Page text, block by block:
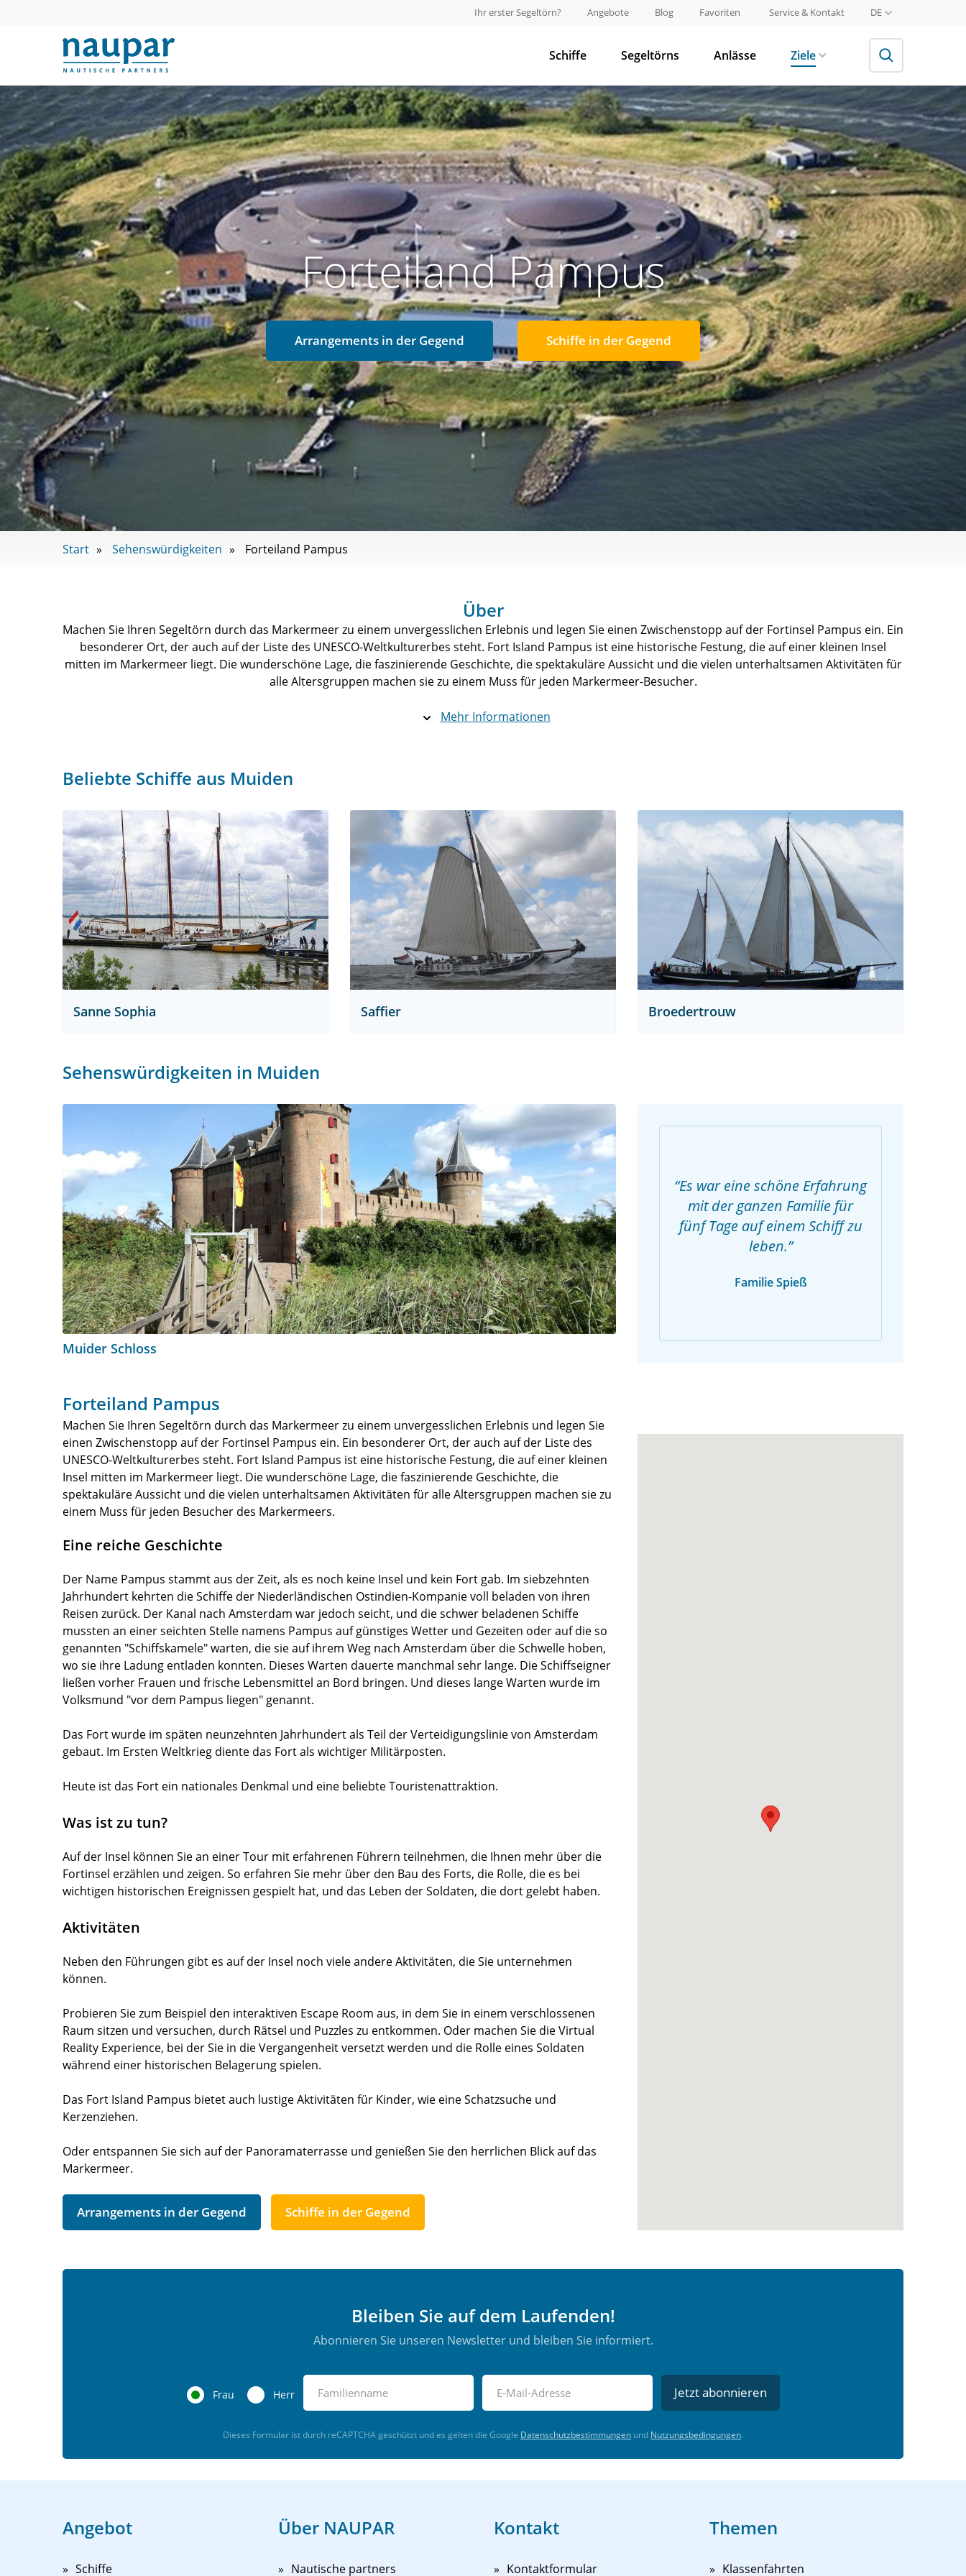
Ihr erster Segeltörn? Angebote Blog Favoriten Service & Kontakt DE
Schiffe Segeltörns Anlässe Ziele
Forteiland Pampus
Arrangements in der Gegend Schiffe in der Gegend
Start Sehenswürdigkeiten Forteiland Pampus
Über
Machen Sie Ihren Segeltörn durch das Markermeer zu einem unvergesslichen Erlebnis und legen Sie einen Zwischenstopp auf der Fortinsel Pampus ein. Ein
besonderer Ort, der auch auf der Liste des UNESCO-Weltkulturerbes steht. Fort Island Pampus ist eine historische Festung, die auf einer kleinen Insel
mitten im Markermeer liegt. Die wunderschöne Lage, die faszinierende Geschichte, die spektakuläre Aussicht und die vielen unterhaltsamen Aktivitäten für
alle Altersgruppen machen sie zu einem Muss für jeden Markermeer-Besucher.
Mehr Informationen
Beliebte Schiffe aus Muiden
Sanne Sophia Saffier Broedertrouw
Sehenswürdigkeiten in Muiden
Muider Schloss
Es war eine schöne Erfahrung
mit der ganzen Familie für
fünf Tage auf einem Schiff zu
leben.
Familie Spieß
Forteiland Pampus
Machen Sie Ihren Segeltörn durch das Markermeer zu einem unvergesslichen Erlebnis und legen Sie
einen Zwischenstopp auf der Fortinsel Pampus ein. Ein besonderer Ort, der auch auf der Liste des
UNESCO-Weltkulturerbes steht. Fort Island Pampus ist eine historische Festung, die auf einer kleinen
Insel mitten im Markermeer liegt. Die wunderschöne Lage, die faszinierende Geschichte, die
spektakuläre Aussicht und die vielen unterhaltsamen Aktivitäten für alle Altersgruppen machen sie zu
einem Muss für jeden Besucher des Markermeers.
Eine reiche Geschichte
Der Name Pampus stammt aus der Zeit, als es noch keine Insel und kein Fort gab. Im siebzehnten
Jahrhundert kehrten die Schiffe der Niederländischen Ostindien-Kompanie voll beladen von ihren
Reisen zurück. Der Kanal nach Amsterdam war jedoch seicht, und die schwer beladenen Schiffe
mussten an einer seichten Stelle namens Pampus auf günstiges Wetter und Gezeiten oder auf die so
genannten "Schiffskamele" warten, die sie auf ihrem Weg nach Amsterdam über die Schwelle hoben,
wo sie ihre Ladung entladen konnten. Dieses Warten dauerte manchmal sehr lange. Die Schiffseigner
ließen vorher Frauen und frische Lebensmittel an Bord bringen. Und dieses lange Warten wurde im
Volksmund "vor dem Pampus liegen" genannt.
Das Fort wurde im späten neunzehnten Jahrhundert als Teil der Verteidigungslinie von Amsterdam
gebaut. Im Ersten Weltkrieg diente das Fort als wichtiger Militärposten.
Heute ist das Fort ein nationales Denkmal und eine beliebte Touristenattraktion.
Was ist zu tun?
Auf der Insel können Sie an einer Tour mit erfahrenen Führern teilnehmen, die Ihnen mehr über die
Fortinsel erzählen und zeigen. So erfahren Sie mehr über den Bau des Forts, die Rolle, die es bei
wichtigen historischen Ereignissen gespielt hat, und das Leben der Soldaten, die dort gelebt haben.
Aktivitäten
Neben den Führungen gibt es auf der Insel noch viele andere Aktivitäten, die Sie unternehmen
können.
Probieren Sie zum Beispiel den interaktiven Escape Room aus, in dem Sie in einem verschlossenen
Raum sitzen und versuchen, durch Rätsel und Puzzles zu entkommen. Oder machen Sie die Virtual
Reality Experience, bei der Sie in die Vergangenheit versetzt werden und die Rolle eines Soldaten
während einer historischen Belagerung spielen.
Das Fort Island Pampus bietet auch lustige Aktivitäten für Kinder, wie eine Schatzsuche und
Kerzenziehen.
Oder entspannen Sie sich auf der Panoramaterrasse und genießen Sie den herrlichen Blick auf das
Markermeer.
Arrangements in der Gegend Schiffe in der Gegend
Bleiben Sie auf dem Laufenden!
Abonnieren Sie unseren Newsletter und bleiben Sie informiert.
Frau Herr Jetzt abonnieren
Dieses Formular ist durch reCAPTCHA geschützt und es gelten die Google Datenschutzbestimmungen und Nutzungsbedingungen.
Angebot
Schiffe
Über NAUPAR
Nautische partners
Kontakt
Kontaktformular
Themen
Klassenfahrten